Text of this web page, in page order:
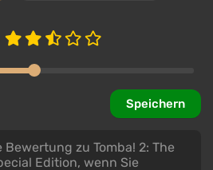
Speichern